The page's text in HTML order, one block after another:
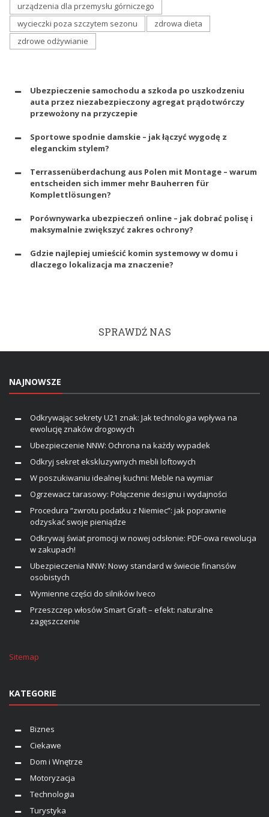
urządzenia dla przemysłu górniczego
wycieczki poza szczytem sezonu
zdrowa dieta
zdrowe odżywianie
Ubezpieczenie samochodu a szkoda po uszkodzeniu
auta przez niezabezpieczony agregat prądotwórczy
przewożony na przyczepie
Sportowe spodnie damskie – jak łączyć wygodę z
eleganckim stylem?
Terrassenüberdachung aus Polen mit Montage – warum
entscheiden sich immer mehr Bauherren für
Komplettlösungen?
Porównywarka ubezpieczeń online – jak dobrać polisę i
maksymalnie zwiększyć zakres ochrony?
Gdzie najlepiej umieścić komin systemowy w domu i
dlaczego lokalizacja ma znaczenie?
SPRAWDŹ NAS
NAJNOWSZE
Odkrywając sekrety U21 znak: Jak technologia wpływa na
ewolucję znaków drogowych
Ubezpieczenie NNW: Ochrona na każdy wypadek
Odkryj sekret ekskluzywnych mebli loftowych
W poszukiwaniu idealnej kuchni: Meble na wymiar
Ogrzewacz tarasowy: Połączenie designu i wydajności
Procedura “zwrotu podatku z Niemiec”: jak poprawnie
odzyskać swoje pieniądze
Odkrywaj świat promocji w nowej odsłonie: PDF-owa rewolucja
w zakupach!
Ubezpieczenia NNW: Nowy standard w świecie finansów
osobistych
Wymienne części do silników Iveco
Przeszczep włosów Smart Graft – efekt: naturalne
zagęszczenie
Sitemap
KATEGORIE
Biznes
Ciekawe
Dom i Wnętrze
Motoryzacja
Technologia
Turystyka